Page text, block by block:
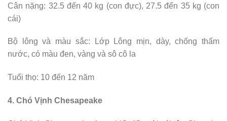
Cân nặng: 32.5 đến 40 kg (con đực), 27.5 đến 35 kg (con
cái)
Bộ lông và màu sắc: Lớp Lông mịn, dày, chống thấm
nước, có màu đen, vàng và sô cô la
Tuổi thọ: 10 đến 12 năm
4. Chó Vịnh Chesapeake